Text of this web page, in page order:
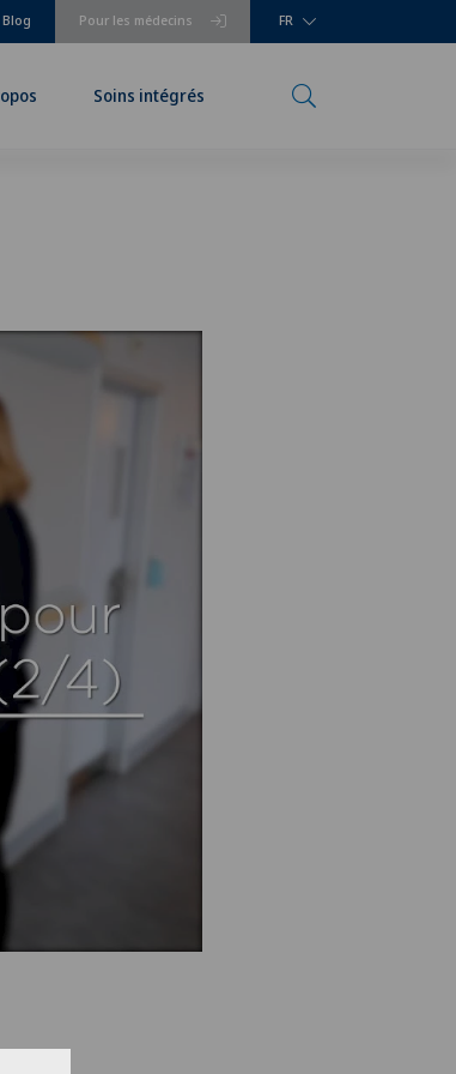
Pour les médecins
Blog FR
Soins intégrés